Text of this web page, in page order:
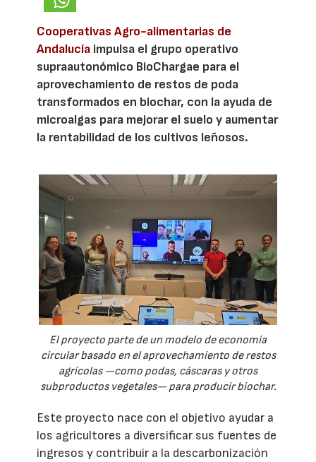
Cooperativas Agro-alimentarias de
Andalucía impulsa el grupo operativo
supraautonómico BioChargae para el
aprovechamiento de restos de poda
transformados en biochar, con la ayuda de
microalgas para mejorar el suelo y aumentar
la rentabilidad de los cultivos leñosos.
El proyecto parte de un modelo de economía
circular basado en el aprovechamiento de restos
agrícolas —como podas, cáscaras y otros
subproductos vegetales— para producir biochar.
Este proyecto nace con el objetivo ayudar a
los agricultores a diversificar sus fuentes de
ingresos y contribuir a la descarbonización